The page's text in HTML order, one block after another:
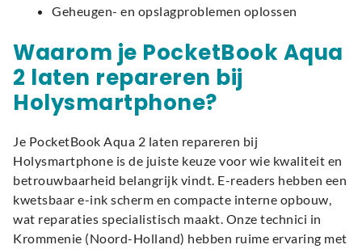
Geheugen- en opslagproblemen oplossen
Waarom je PocketBook Aqua
2 laten repareren bij
Holysmartphone?
Je PocketBook Aqua 2 laten repareren bij
Holysmartphone is de juiste keuze voor wie kwaliteit en
betrouwbaarheid belangrijk vindt. E-readers hebben een
kwetsbaar e-ink scherm en compacte interne opbouw,
wat reparaties specialistisch maakt. Onze technici in
Krommenie (Noord-Holland) hebben ruime ervaring met